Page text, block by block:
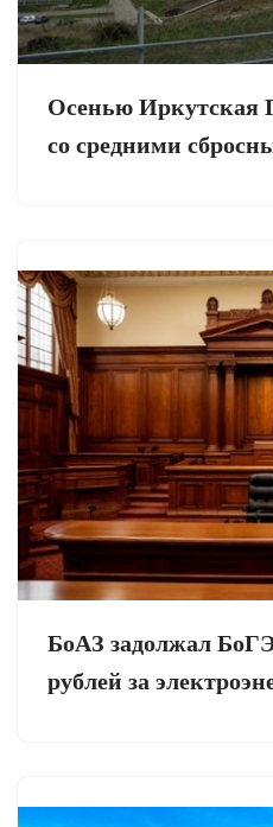
Осенью Иркутская
со средними
БоАЗ задолжал
рублей за